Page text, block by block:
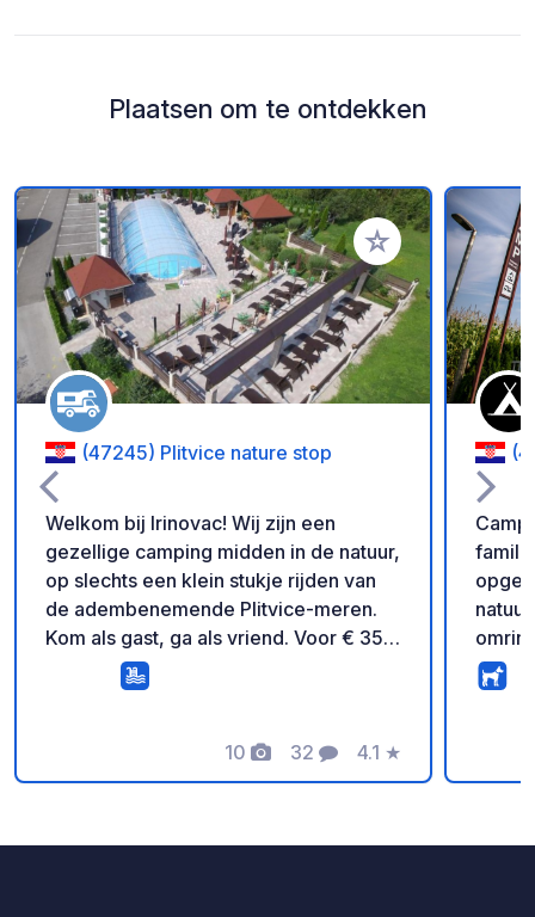
Plaatsen om te ontdekken
Voeg toe aan je
(47245) Plitvice nature stop
Welkom bij Irinovac! Wij zijn een
gezellige camping midden in de natuur,
op slechts een klein stukje rijden van
de adembenemende Plitvice-meren.
Kom als gast, ga als vriend. Voor € 35
per nacht (2 personen + camper) is
alles wat je nodig hebt inbegrepen: ✅
Toiletten ✅ Verwarmd buitenzwembad
✅ Minigolf ✅ Biljart Trek in de
10
Foto's
32
Commentaren
4.1
Beoordeling
★
u nu
of